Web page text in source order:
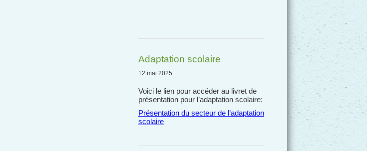
Adaptation scolaire
12 mai 2025
Voici le lien pour accéder au livret de
présentation pour l’adaptation scolaire:
Présentation du secteur de l’adaptation
scolaire